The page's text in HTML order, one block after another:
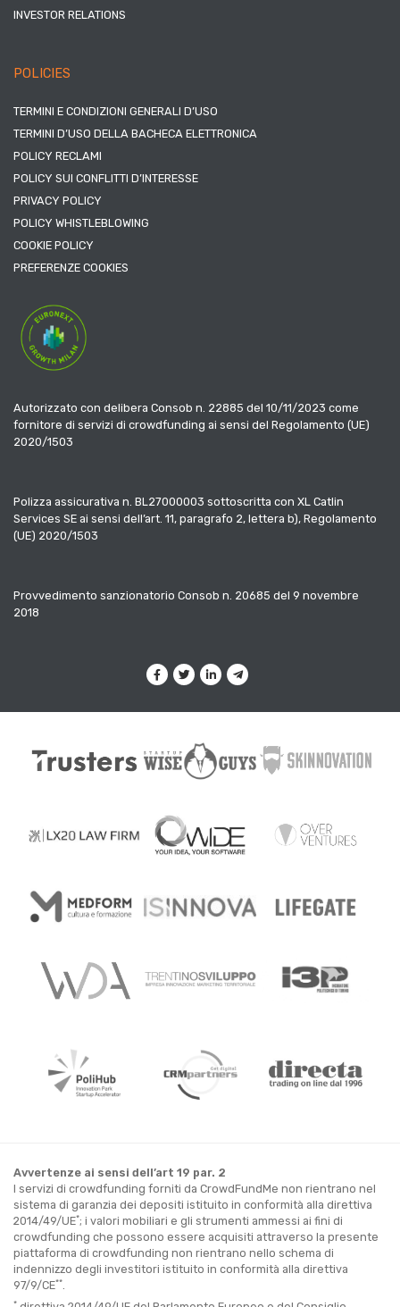
INVESTOR RELATIONS
POLICIES
TERMINI E CONDIZIONI GENERALI D’USO
TERMINI D’USO DELLA BACHECA ELETTRONICA
POLICY RECLAMI
POLICY SUI CONFLITTI D’INTERESSE
PRIVACY POLICY
POLICY WHISTLEBLOWING
COOKIE POLICY
PREFERENZE COOKIES
Autorizzato con delibera Consob n. 22885 del 10/11/2023 come
fornitore di servizi di crowdfunding ai sensi del Regolamento (UE)
2020/1503
Polizza assicurativa n. BL27000003 sottoscritta con XL Catlin
Services SE ai sensi dell’art. 11, paragrafo 2, lettera b), Regolamento
(UE) 2020/1503
Provvedimento sanzionatorio Consob n. 20685 del 9 novembre
2018
Avvertenze ai sensi dell’art 19 par. 2
I servizi di crowdfunding forniti da CrowdFundMe non rientrano nel
sistema di garanzia dei depositi istituito in conformità alla direttiva
2014/49/UE*; i valori mobiliari e gli strumenti ammessi ai fini di
crowdfunding che possono essere acquisiti attraverso la presente
piattaforma di crowdfunding non rientrano nello schema di
indennizzo degli investitori istituito in conformità alla direttiva
97/9/CE**.
*